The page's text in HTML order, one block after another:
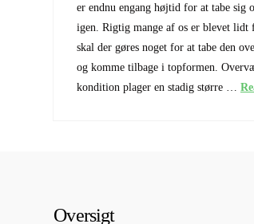
er endnu engang højtid for at tabe sig
igen. Rigtig mange af os er blevet lidt
skal der gøres noget for at tabe den
og komme tilbage i topformen.
kondition plager en stadig større …
Oversigt